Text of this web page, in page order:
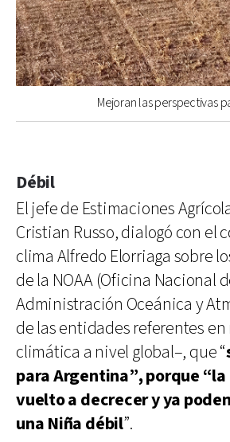
Mejoran las perspectivas
Débil
El jefe de Estimaciones
Cristian Russo, dialogó con el
clima Alfredo Elorriaga sobre
de la NOAA (Oficina Nacional
Administración Oceánica y
de las entidades referentes
climática a nivel global–, que “
para Argentina”, porque
vuelto a decrecer y ya
una Niña débil”.